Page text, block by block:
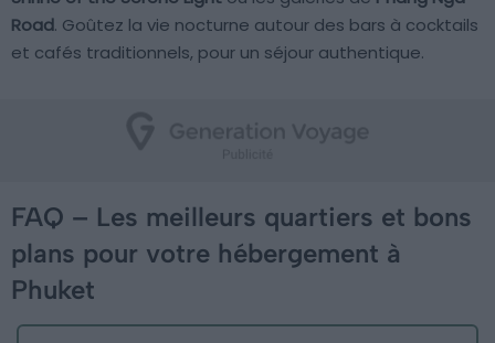
Road. Goûtez la vie nocturne autour des bars à cocktails
et cafés traditionnels, pour un séjour authentique.
FAQ – Les meilleurs quartiers et bons
plans pour votre hébergement à
Phuket